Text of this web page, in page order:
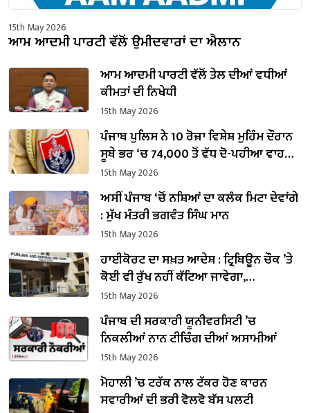
15th May 2026
ਆਮ ਆਦਮੀ ਪਾਰਟੀ ਵੱਲੋਂ ਉਮੀਦਵਾਰਾਂ ਦਾ ਐਲਾਨ
ਆਮ ਆਦਮੀ ਪਾਰਟੀ ਵੱਲੋਂ ਤੇਲ ਦੀਆਂ ਵਧੀਆਂ
ਕੀਮਤਾਂ ਦੀ ਨਿਖੇਧੀ
15th May 2026
ਪੰਜਾਬ ਪੁਲਿਸ ਨੇ 10 ਰੋਜ਼ਾ ਵਿਸ਼ੇਸ਼ ਮੁਹਿੰਮ ਦੌਰਾਨ
ਸੂਬੇ ਭਰ ‘ਚ 74,000 ਤੋਂ ਵੱਧ ਦੋ-ਪਹੀਆ ਵਾਹਨਾਂ
ਦੀ ਕੀਤੀ ਚੈਕਿੰਗ
15th May 2026
ਅਸੀਂ ਪੰਜਾਬ ‘ਚੋਂ ਨਸ਼ਿਆਂ ਦਾ ਕਲੰਕ ਮਿਟਾ ਦੇਵਾਂਗੇ
: ਮੁੱਖ ਮੰਤਰੀ ਭਗਵੰਤ ਸਿੰਘ ਮਾਨ
15th May 2026
ਹਾਈਕੋਰਟ ਦਾ ਸਖ਼ਤ ਆਦੇਸ਼ : ਟ੍ਰਿਬਿਊਨ ਚੌਕ ’ਤੇ
ਕੋਈ ਵੀ ਰੁੱਖ ਨਹੀਂ ਕੱਟਿਆ ਜਾਵੇਗਾ,
ਫਲਾਈਓਵਰ ਦਾ ਕੰਮ ਰੁਕਿਆ
15th May 2026
ਪੰਜਾਬ ਦੀ ਸਰਕਾਰੀ ਯੂਨੀਵਰਸਿਟੀ ’ਚ
ਨਿਕਲੀਆਂ ਨਾਨ ਟੀਚਿੰਗ ਦੀਆਂ ਅਸਾਮੀਆਂ
15th May 2026
ਮੋਹਾਲੀ ’ਚ ਟਰੱਕ ਨਾਲ ਟੱਕਰ ਹੋਣ ਕਾਰਨ
ਸਵਾਰੀਆਂ ਦੀ ਭਰੀ ਵੋਲਵੋ ਬੱਸ ਪਲਟੀ